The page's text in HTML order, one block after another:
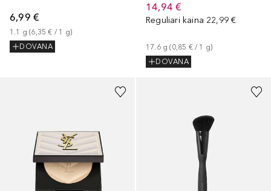
6,99 €
1.1 g (6,35 € / 1 g)
DOVANA
14,94 €
Reguliari kaina 22,99 €
17.6 g (0,85 € / 1 g)
DOVANA